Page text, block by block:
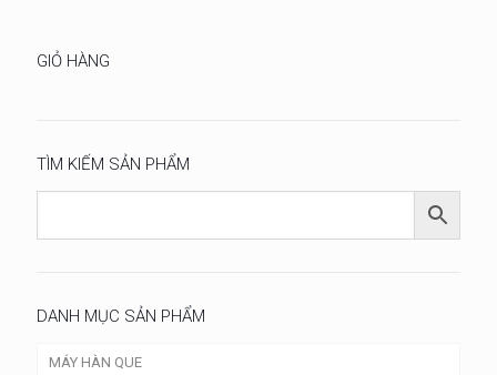
GIỎ HÀNG
TÌM KIẾM SẢN PHẨM
DANH MỤC SẢN PHẨM
MÁY HÀN QUE